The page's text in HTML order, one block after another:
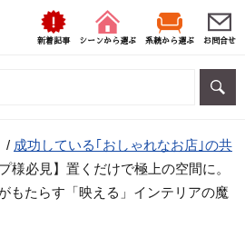
新着記事 シーンから選ぶ 系統から選ぶ お問合せ
/ 成功している｢おしゃれなお店｣の共
様必見】置くだけで極上の空間に。
もたらす「映える」インテリアの魔